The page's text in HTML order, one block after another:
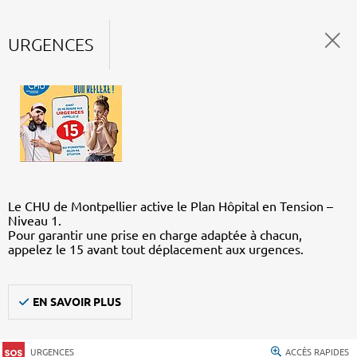
URGENCES
Le CHU de Montpellier active le Plan Hôpital en Tension –
Niveau 1.
Pour garantir une prise en charge adaptée à chacun,
appelez le 15 avant tout déplacement aux urgences.
EN SAVOIR PLUS
URGENCES ACCÈS RAPIDES